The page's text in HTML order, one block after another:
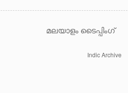
മലയാളം ടൈപ്പിംഗ്
Indic Archive